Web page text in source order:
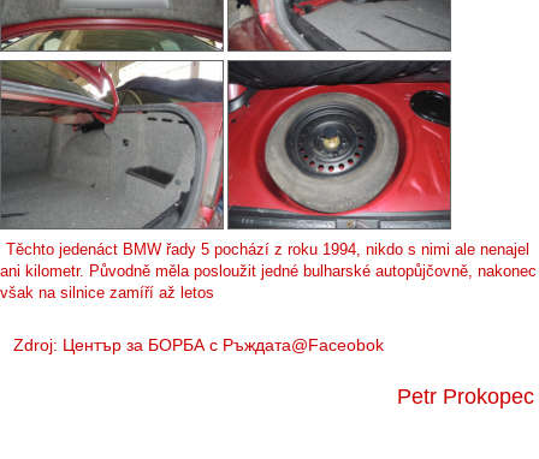
Těchto jedenáct BMW řady 5 pochází z roku 1994, nikdo s nimi ale nenajel
ani kilometr. Původně měla posloužit jedné bulharské autopůjčovně, nakonec
však na silnice zamíří až letos
Zdroj: Център за БОРБА с Ръждата@Faceobok
Petr Prokopec